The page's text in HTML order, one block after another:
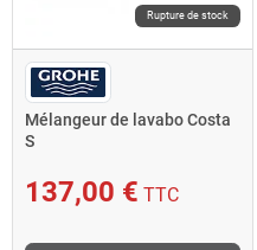
Rupture de stock
Mélangeur de lavabo Costa
S
137,00 € TTC